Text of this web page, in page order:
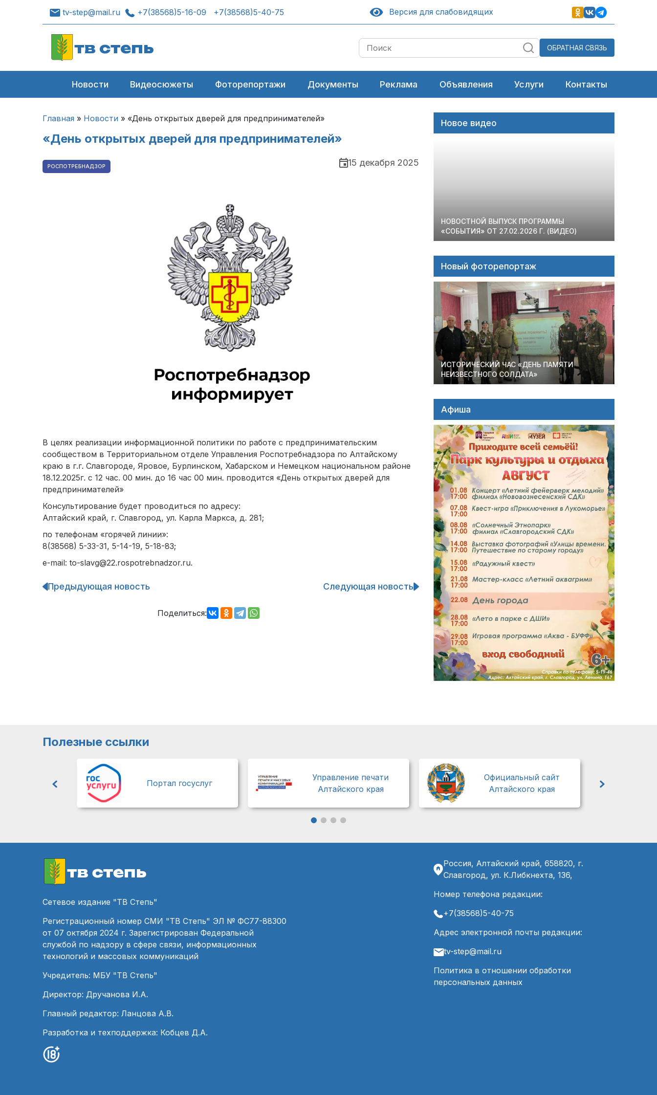
tv-step@mail.ru +7(38568)5-16-09 +7(38568)5-40-75 Версия для слабовидящих
тв степь ОБРАТНАЯ СВЯЗЬ
Новости Видеосюжеты Фоторепортажи Документы Реклама Объявления Услуги Контакты
Главная » Новости » «День открытых дверей для предпринимателей»
«День открытых дверей для предпринимателей»
РОСПОТРЕБНАДЗОР 15 декабря 2025
В целях реализации информационной политики по работе с предпринимательским
сообществом в Территориальном отделе Управления Роспотребнадзора по Алтайскому
краю в г.г. Славгороде, Яровое, Бурлинском, Хабарском и Немецком национальном районе
18.12.2025г. с 12 час. 00 мин. до 16 час 00 мин. проводится «День открытых дверей для
предпринимателей»
Консультирование будет проводиться по адресу:
Алтайский край, г. Славгород, ул. Карла Маркса, д. 281;
по телефонам «горячей линии»:
8(38568) 5-33-31, 5-14-19, 5-18-83;
e-mail: to-slavg@22.rospotrebnadzor.ru.
Навигация
Предыдующая новость Следующая новость
Поделиться:
Новое видео
НОВОСТНОЙ ВЫПУСК ПРОГРАММЫ
«СОБЫТИЯ» ОТ 27.02.2026 Г. (ВИДЕО)
Новый фоторепортаж
ИСТОРИЧЕСКИЙ ЧАС «ДЕНЬ ПАМЯТИ
НЕИЗВЕСТНОГО СОЛДАТА»
Афиша
Полезные ссылки
Портал госуслуг
Управление печати
Алтайского края
Официальный сайт
Алтайского края
тв степь
Сетевое издание "ТВ Степь"
Регистрационный номер СМИ "ТВ Степь" ЭЛ № ФС77-88300
от 07 октября 2024 г. Зарегистрирован Федеральной
службой по надзору в сфере связи, информационных
технологий и массовых коммуникаций
Учредитель: МБУ "ТВ Степь"
Директор: Дручанова И.А.
Главный редактор: Ланцова А.В.
Разработка и техподдержка: Кобцев Д.А.
Россия, Алтайский край, 658820, г.
Славгород, ул. К.Либкнехта, 136,
Номер телефона редакции:
+7(38568)5-40-75
Адрес электронной почты редакции:
tv-step@mail.ru
Политика в отношении обработки
персональных данных